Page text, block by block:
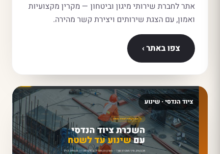
אתר לחברת שירותי מיגון וביטחון — מקרין מקצועיות
ואמון, עם הצגת שירותים ויצירת קשר מהירה.
צפו באתר ›
ציוד הנדסי · שינוע